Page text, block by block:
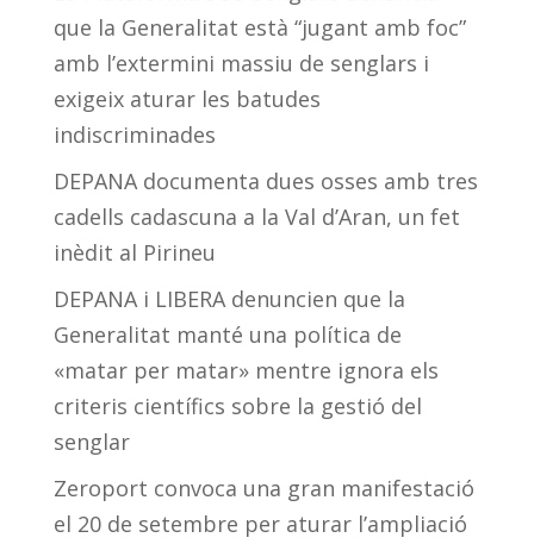
que la Generalitat està “jugant amb foc”
amb l’extermini massiu de senglars i
exigeix aturar les batudes
indiscriminades
DEPANA documenta dues osses amb tres
cadells cadascuna a la Val d’Aran, un fet
inèdit al Pirineu
DEPANA i LIBERA denuncien que la
Generalitat manté una política de
«matar per matar» mentre ignora els
criteris científics sobre la gestió del
senglar
Zeroport convoca una gran manifestació
el 20 de setembre per aturar l’ampliació